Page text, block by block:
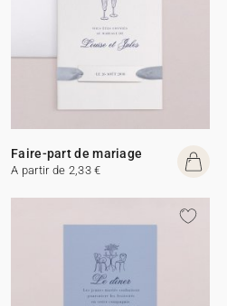
Faire-part de mariage
A partir de 2,33 €